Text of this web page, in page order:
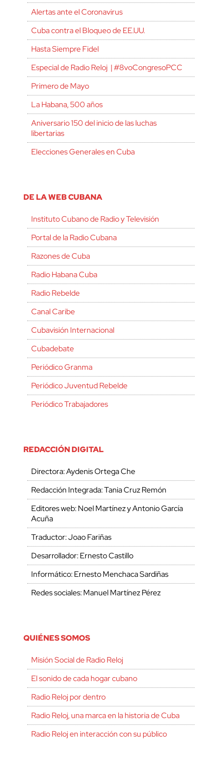
Alertas ante el Coronavirus
Cuba contra el Bloqueo de EE.UU.
Hasta Siempre Fidel
Especial de Radio Reloj | #8voCongresoPCC
Primero de Mayo
La Habana, 500 años
Aniversario 150 del inicio de las luchas
libertarias
Elecciones Generales en Cuba
DE LA WEB CUBANA
Instituto Cubano de Radio y Televisión
Portal de la Radio Cubana
Razones de Cuba
Radio Habana Cuba
Radio Rebelde
Canal Caribe
Cubavisión Internacional
Cubadebate
Periódico Granma
Periódico Juventud Rebelde
Periódico Trabajadores
REDACCIÓN DIGITAL
Directora: Aydenis Ortega Che
Redacción Integrada: Tania Cruz Remón
Editores web: Noel Martínez y Antonio García
Acuña
Traductor: Joao Fariñas
Desarrollador: Ernesto Castillo
Informático: Ernesto Menchaca Sardiñas
Redes sociales: Manuel Martínez Pérez
QUIÉNES SOMOS
Misión Social de Radio Reloj
El sonido de cada hogar cubano
Radio Reloj por dentro
Radio Reloj, una marca en la historia de Cuba
Radio Reloj en interacción con su público